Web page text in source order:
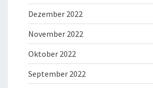
Dezember 2022
November 2022
Oktober 2022
September 2022